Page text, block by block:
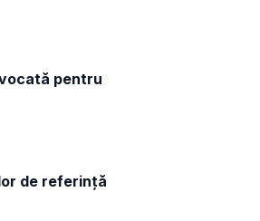
pentru
de referință